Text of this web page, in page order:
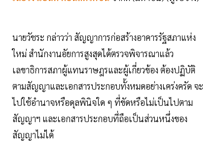
นายวัชระ กล่าวว่า สัญญาการก่อสร้างอาคารรัฐสภาแห่ง
ใหม่ สำนักงานอัยการสูงสุดได้ตรวจพิจารณาแล้ว
เลขาธิการสภาผู้แทนราษฎรและผู้เกี่ยวข้อง ต้องปฏิบัติ
ตามสัญญาและเอกสารประกอบทั้งหมดอย่างเคร่งครัด จะ
ไปใช้อำนาจหรือดุลพินิจใด ๆ ที่ขัดหรือไม่เป็นไปตาม
สัญญาฯ และเอกสารประกอบที่ถือเป็นส่วนหนึ่งของ
สัญญาไม่ได้